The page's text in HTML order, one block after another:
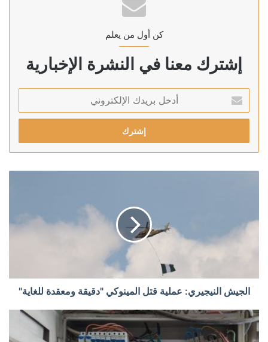
كن أول من يعلم
إشترك معنا في النشرة الإخبارية
بريدك
الإلكتروني
الجيش النيجيري: عملية قتل المينوكي "دقيقة ومعقدة للغاية"